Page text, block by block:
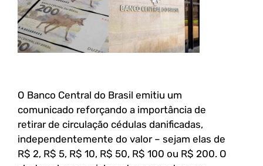
O Banco Central do Brasil emitiu um
comunicado reforçando a importância de
retirar de circulação cédulas danificadas,
independentemente do valor – sejam elas de
R$ 2, R$ 5, R$ 10, R$ 50, R$ 100 ou R$ 200. O